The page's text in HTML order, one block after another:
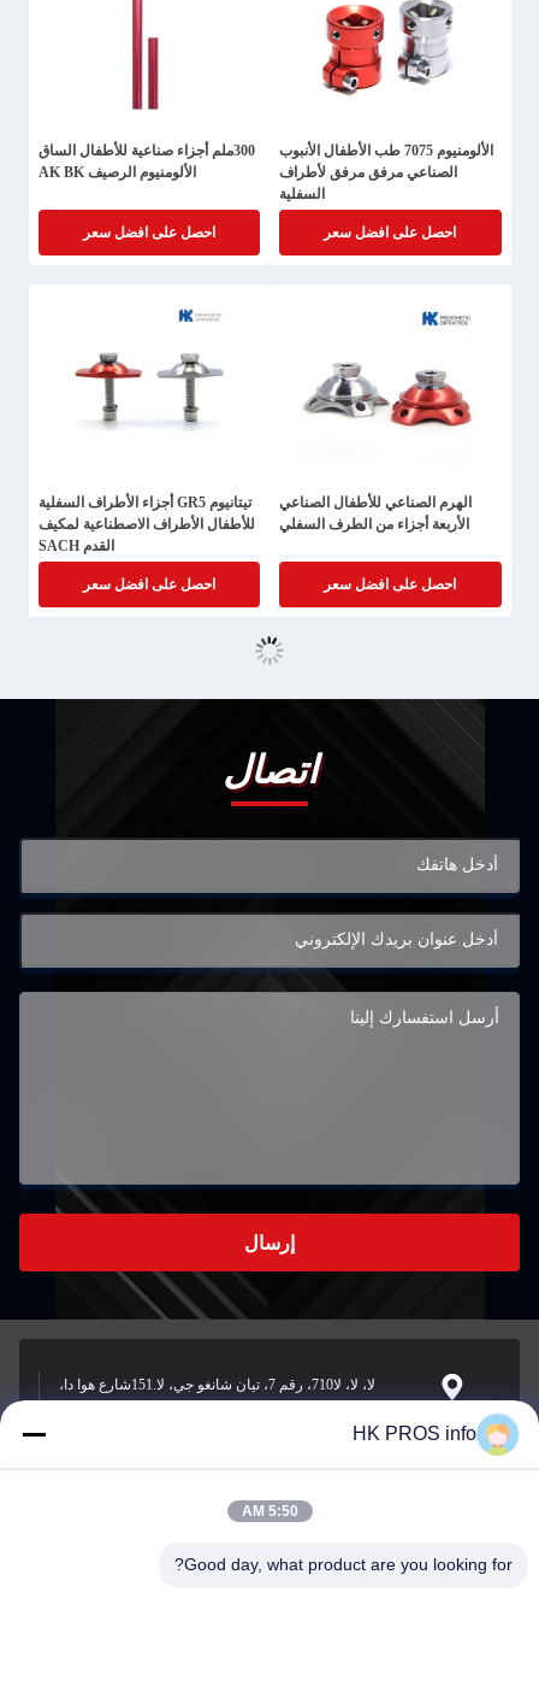
الألومنيوم 7075 طب الأطفال الأنبوب
الصناعي مرفق مرفق لأطراف
السفلية
احصل على افضل سعر
300ملم أجزاء صناعية للأطفال الساق
الألومنيوم الرصيف AK BK
احصل على افضل سعر
الهرم الصناعي للأطفال الصناعي
الأربعة أجزاء من الطرف السفلي
احصل على افضل سعر
تيتانيوم GR5 أجزاء الأطراف السفلية
للأطفال الأطراف الاصطناعية لمكيف
القدم SACH
احصل على افضل سعر
اتصال
إرسال
لا، لا، لا710، رقم 7، تيان شانغو جي، لا.151شارع هوا دا،
البريد
الإلكتروني
HK PROS info
5:50 AM
Good day, what product are you looking for?